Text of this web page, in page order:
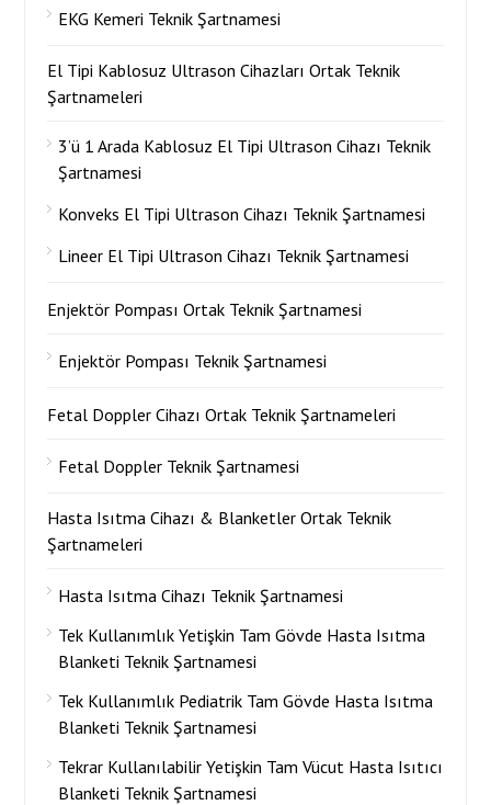
EKG Kemeri Teknik Şartnamesi
El Tipi Kablosuz Ultrason Cihazları Ortak Teknik
Şartnameleri
3’ü 1 Arada Kablosuz El Tipi Ultrason Cihazı Teknik
Şartnamesi
Konveks El Tipi Ultrason Cihazı Teknik Şartnamesi
Lineer El Tipi Ultrason Cihazı Teknik Şartnamesi
Enjektör Pompası Ortak Teknik Şartnamesi
Enjektör Pompası Teknik Şartnamesi
Fetal Doppler Cihazı Ortak Teknik Şartnameleri
Fetal Doppler Teknik Şartnamesi
Hasta Isıtma Cihazı & Blanketler Ortak Teknik
Şartnameleri
Hasta Isıtma Cihazı Teknik Şartnamesi
Tek Kullanımlık Yetişkin Tam Gövde Hasta Isıtma
Blanketi Teknik Şartnamesi
Tek Kullanımlık Pediatrik Tam Gövde Hasta Isıtma
Blanketi Teknik Şartnamesi
Tekrar Kullanılabilir Yetişkin Tam Vücut Hasta Isıtıcı
Blanketi Teknik Şartnamesi